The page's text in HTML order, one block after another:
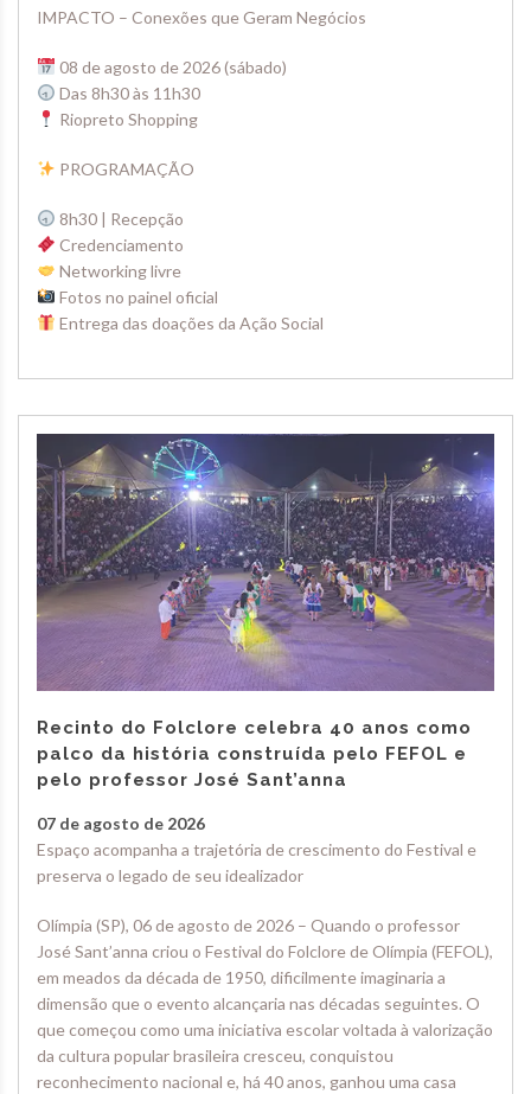
IMPACTO – Conexões que Geram Negócios
08 de agosto de 2026 (sábado)
Das 8h30 às 11h30
Riopreto Shopping
PROGRAMAÇÃO
8h30 | Recepção
Credenciamento
Networking livre
Fotos no painel oficial
Entrega das doações da Ação Social
Recinto do Folclore celebra 40 anos como
palco da história construída pelo FEFOL e
pelo professor José Sant’anna
07 de agosto de 2026
Espaço acompanha a trajetória de crescimento do Festival e
preserva o legado de seu idealizador
Olímpia (SP), 06 de agosto de 2026 – Quando o professor
José Sant’anna criou o Festival do Folclore de Olímpia (FEFOL),
em meados da década de 1950, dificilmente imaginaria a
dimensão que o evento alcançaria nas décadas seguintes. O
que começou como uma iniciativa escolar voltada à valorização
da cultura popular brasileira cresceu, conquistou
reconhecimento nacional e, há 40 anos, ganhou uma casa